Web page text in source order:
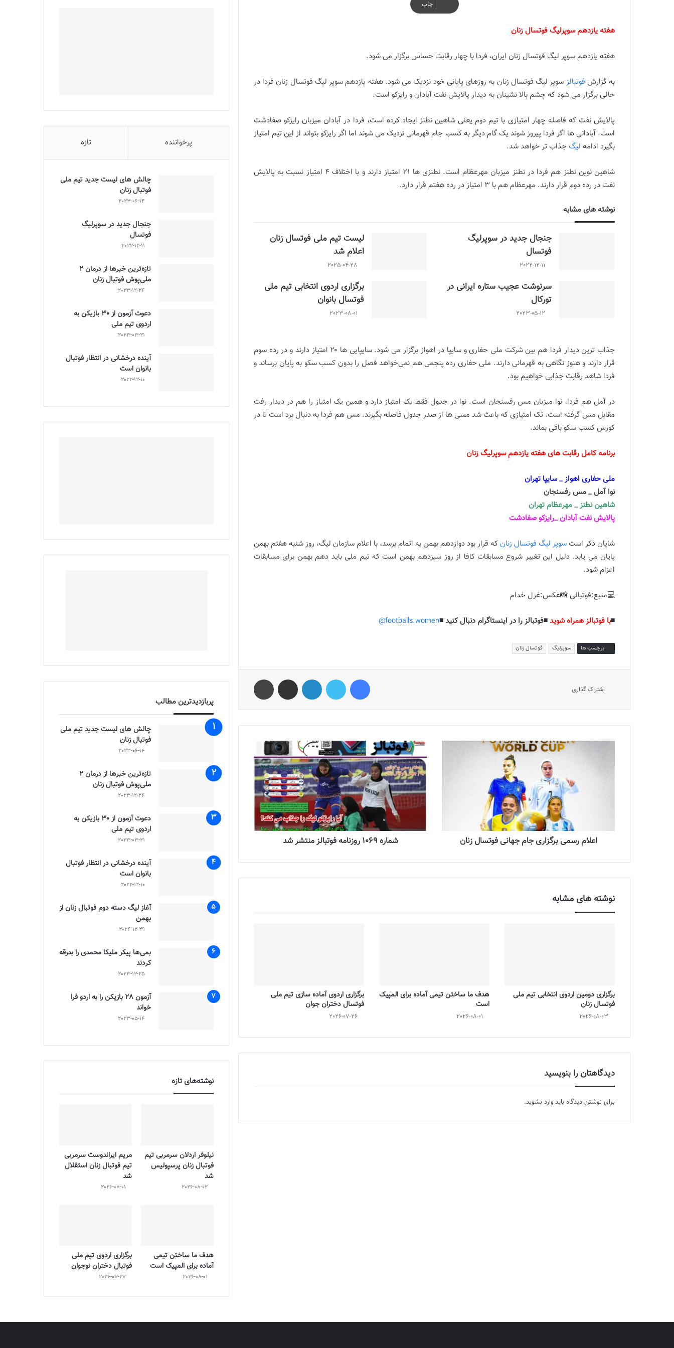
چاپ
هفته یازدهم سوپرلیگ فوتسال زنان
هفته یازدهم سوپر لیگ فوتسال زنان ایران، فردا با چهار رقابت حساس برگزار می شود.
به گزارش فوتبالز سوپر لیگ فوتسال زنان به روزهای پایانی خود نزدیک می شود. هفته یازدهم سوپر لیگ فوتسال زنان فردا در
حالی برگزار می شود که چشم بالا نشینان به دیدار پالایش نفت آبادان و رایزکو است.
پالایش نفت که فاصله چهار امتیازی با تیم دوم یعنی شاهین نطنز ایجاد کرده است، فردا در آبادان میزبان رایزکو صفادشت
است. آبادانی ها اگر فردا پیروز شوند یک گام دیگر به کسب جام قهرمانی نزدیک می شوند اما اگر رایزکو بتواند از این تیم امتیاز
بگیرد ادامه لیگ جذاب تر خواهد شد.
شاهین نوین نطنز هم فردا در نطنز میزبان مهرعظام است. نطنزی ها ۲۱ امتیاز دارند و با اختلاف ۴ امتیاز نسبت به پالایش
نفت در رده دوم قرار دارند. مهرعظام هم با ۳ امتیاز در رده هفتم قرار دارد.
نوشته های مشابه
جنجال جدید در سوپرلیگ
فوتسال
2022-12-11
لیست تیم ملی فوتسال زنان
اعلام شد
2025-04-28
سرنوشت عجیب ستاره ایرانی در
تورکال
2023-05-12
برگزاری اردوی انتخابی تیم ملی
فوتسال بانوان
2023-08-01
جذاب ترین دیدار فردا هم بین شرکت ملی حفاری و سایپا در اهواز برگزار می شود. سایپایی ها ۲۰ امتیاز دارند و در رده سوم
قرار دارند و هنوز نگاهی به قهرمانی دارند. ملی حفاری رده پنجمی هم نمی‌خواهد فصل را بدون کسب سکو به پایان برساند و
فردا شاهد رقابت جذابی خواهیم بود.
در آمل هم فردا، نوا میزبان مس رفسنجان است. نوا در جدول فقط یک امتیاز دارد و‌ همین یک امتیاز را هم در دیدار رفت
مقابل مس گرفته است. تک امتیازی که باعث شد مسی ها از صدر جدول فاصله بگیرند. مس هم فردا به دنبال برد است تا در
کورس کسب سکو باقی بماند.
برنامه کامل رقابت های هفته یازدهم سوپرلیگ زنان
ملی حفاری اهواز _ سایپا تهران
نوا آمل _ مس رفسنجان
شاهین نطنز _ مهرعظام تهران
پالایش نفت آبادان _رایزکو صفادشت
شایان ذکر استسوپر لیگ فوتسال زنانکه قرار بود دوازدهم بهمن به اتمام برسد، با اعلام سازمان لیگ، روز شنبه هفتم بهمن
پایان می یابد. دلیل این تغییر شروع مسابقات کافا از روز سیزدهم بهمن است که تیم ملی باید دهم بهمن برای مسابقات
اعزام شود.
💻منبع:فوتبالی 📸عکس:غزل خدام
◾️با فوتبالز همراه شوید◾️فوتبالز را در اینستاگرام دنبال کنید ◾️footballs.women@
برچسب ها سوپرلیگ فوتسال زنان
اشتراک گذاری
اعلام رسمی برگزاری جام جهانی فوتسال زنان شماره 1069 روزنامه فوتبالز منتشر شد
نوشته های مشابه
برگزاری دومین اردوی انتخابی تیم ملی
فوتسال زنان
2026-08-03
هدف ما ساختن تیمی آماده برای المپیک
است
2026-08-01
برگزاری اردوی آماده سازی تیم ملی
فوتسال دختران جوان
2026-07-26
دیدگاهتان را بنویسید
برای نوشتن دیدگاه باید وارد بشوید.
پرخواننده تازه
چالش هاى ليست جدید تيم ملى
فوتبال زنان
2023-06-14
جنجال جدید در سوپرلیگ
فوتسال
2022-12-11
تازه‌ترین خبرها از درمان ۲
ملی‌پوش فوتبال زنان
2023-12-24
دعوت آزمون از 30 بازیکن به
اردوی تیم ملی
2023-03-21
آینده درخشانی در انتظار فوتبال
بانوان است
2022-12-10
پربازدیدترین مطالب
چالش هاى ليست جدید تيم ملى
فوتبال زنان
2023-06-14
تازه‌ترین خبرها از درمان ۲
ملی‌پوش فوتبال زنان
2023-12-24
دعوت آزمون از 30 بازیکن به
اردوی تیم ملی
2023-03-21
آینده درخشانی در انتظار فوتبال
بانوان است
2022-12-10
آغاز لیگ دسته دوم فوتبال زنان از
بهمن
2024-12-29
بمی‌ها پیکر ملیکا محمدی را بدرقه
کردند
2023-12-25
آزمون 28 بازیکن را به اردو فرا
خواند
2023-05-14
نوشته‌های تازه
نیلوفر اردلان سرمربی تیم
فوتبال زنان پرسپولیس
شد
2026-08-02
مریم ایراندوست سرمربی
تیم فوتبال زنان استقلال
شد
2026-08-01
هدف ما ساختن تیمی
آماده برای المپیک است
2026-08-01
برگزاری اردوی تیم ملی
فوتبال دختران نوجوان
2026-07-27